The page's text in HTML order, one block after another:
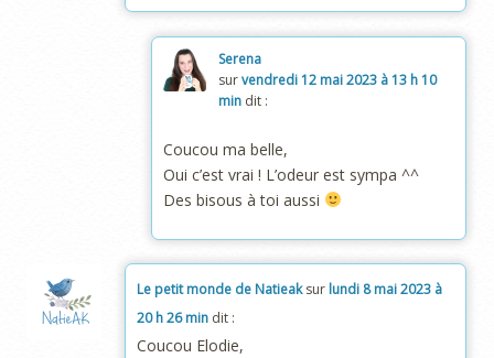
Serena
survendredi 12 mai 2023 à 13 h 10
min dit :
Coucou ma belle,
Oui c’est vrai ! L’odeur est sympa ^^
Des bisous à toi aussi
Le petit monde de Natieaksur lundi 8 mai 2023 à
20 h 26 min dit :
Coucou Elodie,